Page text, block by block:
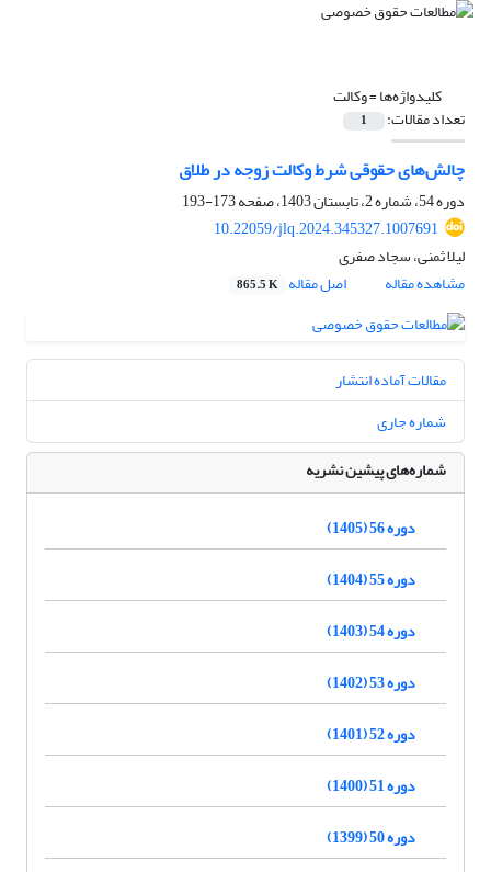
کلیدواژه‌ها =وکالت
تعداد مقالات: 1
چالش‌های حقوقی شرط وکالت زوجه در طلاق
دوره 54، شماره 2، تابستان 1403، صفحه
173-193
10.22059/jlq.2024.345327.1007691
لیلا ثمنی، سجاد صفری
مشاهده مقاله
اصل مقاله 865.5 K
مقالات آماده انتشار
شماره جاری
شماره‌های پیشین نشریه
دوره 56 (1405)
دوره 55 (1404)
دوره 54 (1403)
دوره 53 (1402)
دوره 52 (1401)
دوره 51 (1400)
دوره 50 (1399)